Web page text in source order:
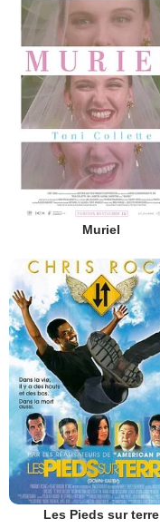
Muriel
Les Pieds sur terre